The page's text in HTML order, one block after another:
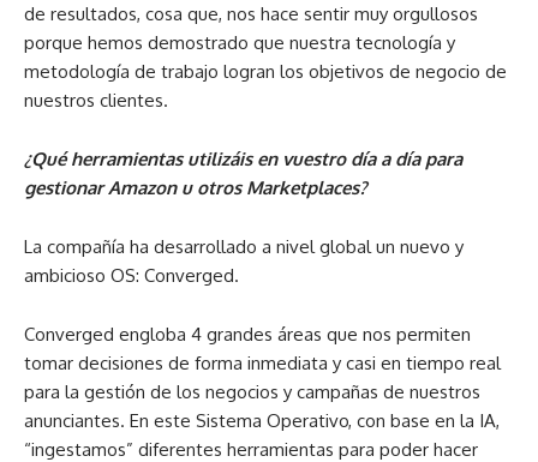
de resultados, cosa que, nos hace sentir muy orgullosos
porque hemos demostrado que nuestra tecnología y
metodología de trabajo logran los objetivos de negocio de
nuestros clientes.
¿Qué herramientas utilizáis en vuestro día a día para
gestionar Amazon u otros Marketplaces?
La compañía ha desarrollado a nivel global un nuevo y
ambicioso OS: Converged.
Converged engloba 4 grandes áreas que nos permiten
tomar decisiones de forma inmediata y casi en tiempo real
para la gestión de los negocios y campañas de nuestros
anunciantes. En este Sistema Operativo, con base en la IA,
“ingestamos” diferentes herramientas para poder hacer